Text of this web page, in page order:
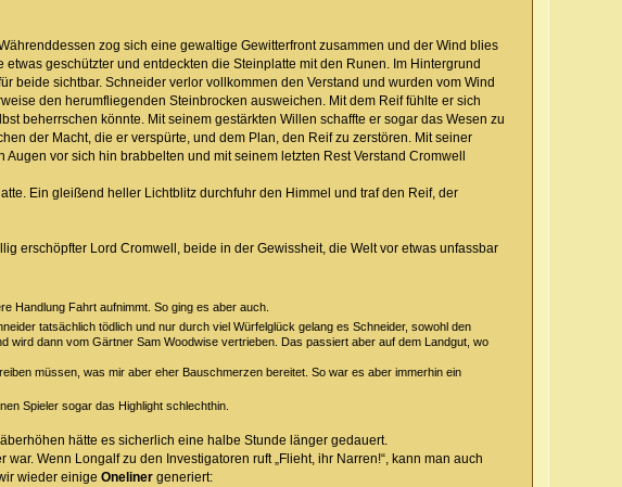
zog sich eine gewaltige Gewitterfront zusammen und der Wind blies
geschützter und entdeckten die Steinplatte mit den Runen. Im Hintergrund
beide sichtbar. Schneider verlor vollkommen den Verstand und wurden vom Wind
den herumfliegenden Steinbrocken ausweichen. Mit dem Reif fühlte er sich
beherrschen könnte. Mit seinem gestärkten Willen schaffte er sogar das Wesen zu
der Macht, die er verspürte, und dem Plan, den Reif zu zerstören. Mit seiner
vor sich hin brabbelten und mit seinem letzten Rest Verstand Cromwell
Ein gleißend heller Lichtblitz durchfuhr den Himmel und traf den Reif, der
erschöpfter Lord Cromwell, beide in der Gewissheit, die Welt vor etwas unfassbar
Handlung Fahrt aufnimmt. So ging es aber auch.
tatsächlich tödlich und nur durch viel Würfelglück gelang es Schneider, sowohl den
wird dann vom Gärtner Sam Woodwise vertrieben. Das passiert aber auf dem Landgut, wo
müssen, was mir aber eher Bauschmerzen bereitet. So war es aber immerhin ein
Spieler sogar das Highlight schlechthin.
hätte es sicherlich eine halbe Stunde länger gedauert.
Wenn Longalf zu den Investigatoren ruft „Flieht, ihr Narren!“, kann man auch
wieder einige Onelinergeneriert: